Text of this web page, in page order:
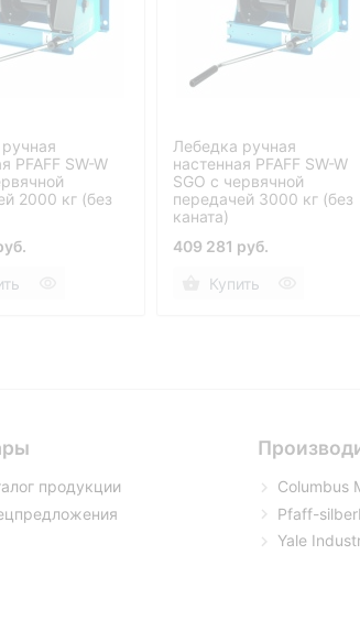
PFAFF SW-W
2000 кг (без
Лебедка ручная
настенная PFAFF SW-W
SGO с червячной
передачей 3000 кг (без
каната)
409 281 руб.
Купить
продукции
Columbus
Pfaff-
Yale